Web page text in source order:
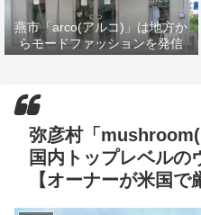
燕市「arco(アルコ)」は地方か
らモードファッションを発信
弥彦村「
国内トップレベルの
【オーナーが米国で